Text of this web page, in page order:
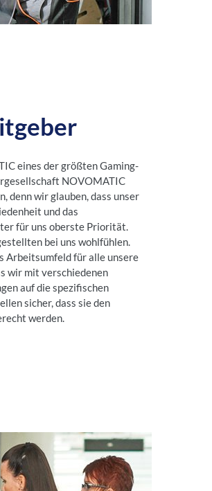
eines der größten Gaming-
NOVOMATIC
denn wir glauben, dass unser
und das
für uns oberste Priorität.
bei uns wohlfühlen.
Arbeitsumfeld für alle unsere
wir mit verschiedenen
auf die spezifischen
sicher, dass sie den
werden.